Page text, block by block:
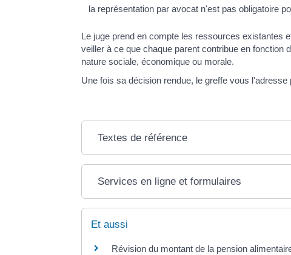
la représentation par avocat n'est pas obligatoire
Le juge prend en compte les ressources existantes
veiller à ce que chaque parent contribue en
nature sociale, économique ou morale.
Une fois sa décision rendue, le greffe vous
Textes de référence
Services en ligne et formulaires
Et aussi
Révision du montant de la pension